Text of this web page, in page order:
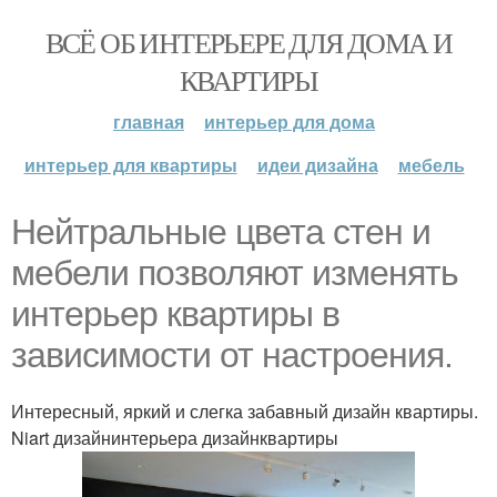
ВСЁ ОБ ИНТЕРЬЕРЕ ДЛЯ ДОМА И
КВАРТИРЫ
главная
интерьер для дома
интерьер для квартиры
идеи дизайна мебель
Нейтральные цвета стен и
мебели позволяют изменять
интерьер квартиры в
зависимости от настроения.
Интересный, яркий и слегка забавный дизайн квартиры.
Niart дизайнинтерьера дизайнквартиры